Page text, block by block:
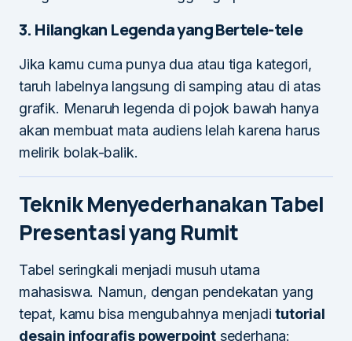
3. Hilangkan Legenda yang Bertele-tele
Jika kamu cuma punya dua atau tiga kategori,
taruh labelnya langsung di samping atau di atas
grafik. Menaruh legenda di pojok bawah hanya
akan membuat mata audiens lelah karena harus
melirik bolak-balik.
Teknik Menyederhanakan Tabel
Presentasi yang Rumit
Tabel seringkali menjadi musuh utama
mahasiswa. Namun, dengan pendekatan yang
tepat, kamu bisa mengubahnya menjaditutorial
desain infografis powerpointsederhana: